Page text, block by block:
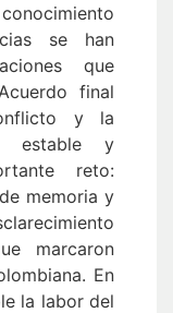
se han
que
final
y la
estable y
reto:
memoria y
marcaron
En
la labor del